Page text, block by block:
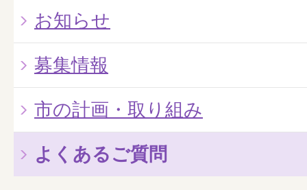
お知らせ
募集情報
市の計画・取り組み
よくあるご質問